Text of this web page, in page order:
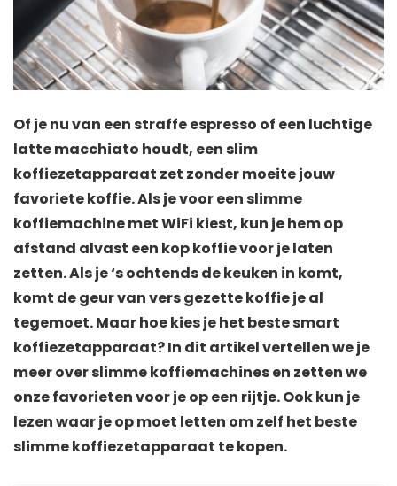
Of je nu van een straffe espresso of een luchtige
latte macchiato houdt, een slim
koffiezetapparaat zet zonder moeite jouw
favoriete koffie. Als je voor een slimme
koffiemachine met WiFi kiest, kun je hem op
afstand alvast een kop koffie voor je laten
zetten. Als je ‘s ochtends de keuken in komt,
komt de geur van vers gezette koffie je al
tegemoet. Maar hoe kies je het beste smart
koffiezetapparaat? In dit artikel vertellen we je
meer over slimme koffiemachines en zetten we
onze favorieten voor je op een rijtje. Ook kun je
lezen waar je op moet letten om zelf het beste
slimme koffiezetapparaat te kopen.